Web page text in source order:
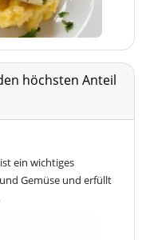
höchsten Anteil
ein wichtiges
Gemüse und erfüllt